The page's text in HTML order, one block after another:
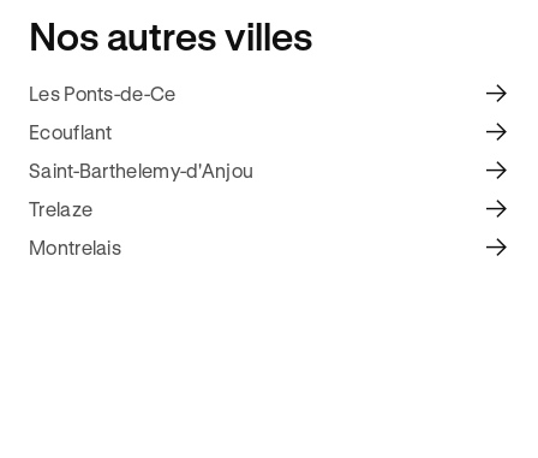
Nos autres villes
Les Ponts-de-Ce
Ecouflant
Saint-Barthelemy-d'Anjou
Trelaze
Montrelais